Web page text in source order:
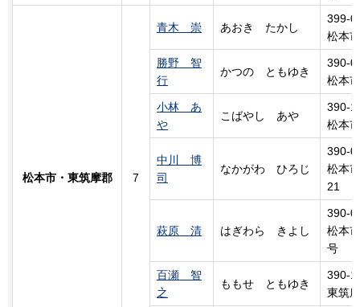
松本市・東筑摩郡 7
青木 崇 あおき たかし
399-
松本
勝野 智
行
かつの ともゆき
390-
松本
小林 あ
や
こばやし あや
390-
松本
中川 博
司
なかがわ ひろ じ
390-
松本
21
萩原 清 はぎわら き よし
390-
松本
号
百瀬 智
之
ももせ と もゆき
390-
東筑